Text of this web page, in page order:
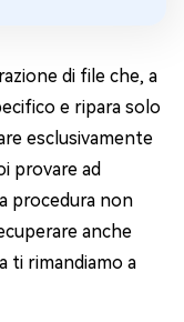
di file che, a
e ripara solo
esclusivamente
provare ad
procedura non
anche
ti rimandiamo a